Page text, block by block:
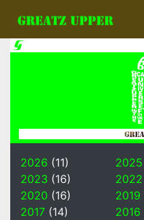
2026 (11) 2025
2023 (16) 2022
2020 (16) 2019
2017 (14) 2016